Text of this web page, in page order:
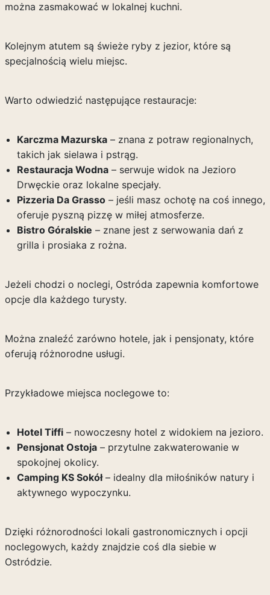
można zasmakować w lokalnej kuchni.
Kolejnym atutem są świeże ryby z jezior, które są
specjalnością wielu miejsc.
Warto odwiedzić następujące restauracje:
Karczma Mazurska– znana z potraw regionalnych,
takich jak sielawa i pstrąg.
Restauracja Wodna– serwuje widok na Jezioro
Drwęckie oraz lokalne specjały.
Pizzeria Da Grasso– jeśli masz ochotę na coś innego,
oferuje pyszną pizzę w miłej atmosferze.
Bistro Góralskie – znane jest z serwowania dań z
grilla i prosiaka z rożna.
Jeżeli chodzi o noclegi, Ostróda zapewnia komfortowe
opcje dla każdego turysty.
Można znaleźć zarówno hotele, jak i pensjonaty, które
oferują różnorodne usługi.
Przykładowe miejsca noclegowe to:
Hotel Tiffi– nowoczesny hotel z widokiem na jezioro.
Pensjonat Ostoja– przytulne zakwaterowanie w
spokojnej okolicy.
Camping KS Sokół– idealny dla miłośników natury i
aktywnego wypoczynku.
Dzięki różnorodności lokali gastronomicznych i opcji
noclegowych, każdy znajdzie coś dla siebie w
Ostródzie.